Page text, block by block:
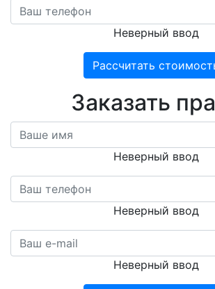
Неверный ввод
Рассчитать
Заказать
Неверный ввод
Неверный ввод
Неверный ввод